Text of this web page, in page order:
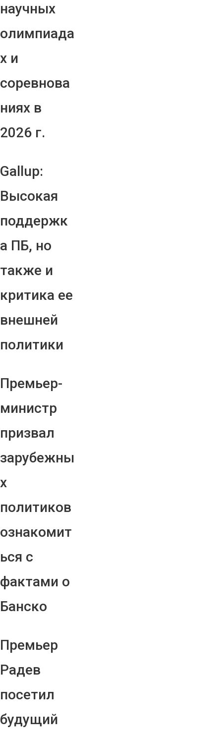
научных
олимпиада
х и
соревнова
ниях в
2026 г.
Gallup:
Высокая
поддержк
а ПБ, но
также и
критика ее
внешней
политики
Премьер-
министр
призвал
зарубежны
х
политиков
ознакомит
ься с
фактами о
Банско
Премьер
Радев
посетил
будущий